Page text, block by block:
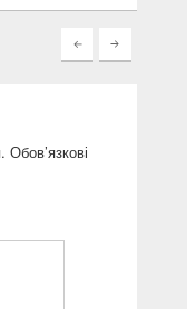
Обов’язкові